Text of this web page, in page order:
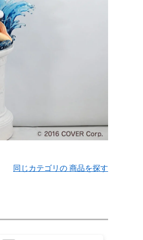
同じカテゴリの 商品を探す